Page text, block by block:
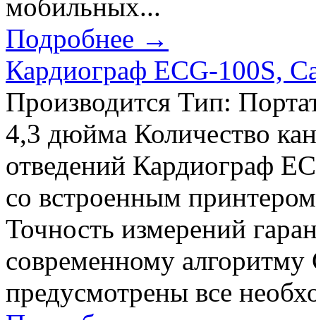
мобильных...
Подробнее →
Кардиограф ECG-100S,
Производится Тип:
4,3 дюйма Количество
отведений Кардиограф
со встроенным
Точность измерений
современному алгоритму
предусмотрены все